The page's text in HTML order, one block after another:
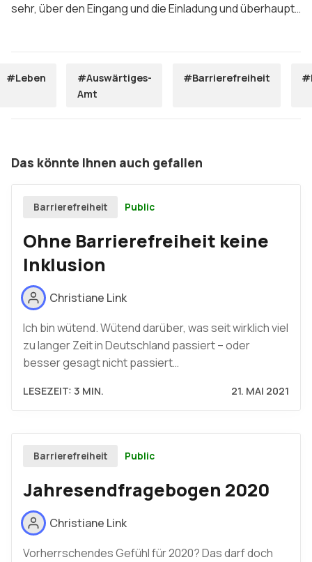
sehr, über den Eingang und die Einladung und überhaupt…
#Leben
#Auswärtiges-
Amt
#Barrierefreiheit
Das könnte Ihnen auch gefallen
Barrierefreiheit Public
Ohne Barrierefreiheit keine
Inklusion
Christiane Link
Ich bin wütend. Wütend darüber, was seit wirklich viel
zu langer Zeit in Deutschland passiert – oder
besser gesagt nicht passiert…
LESEZEIT: 3 MIN. 21. MAI 2021
Barrierefreiheit Public
Jahresendfragebogen 2020
Christiane Link
Vorherrschendes Gefühl für 2020? Das darf doch